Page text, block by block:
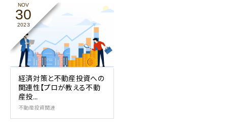
NOV
30
2023
経済対策と不動産投資への
関連性【プロが教える不動
産投...
不動産投資関連